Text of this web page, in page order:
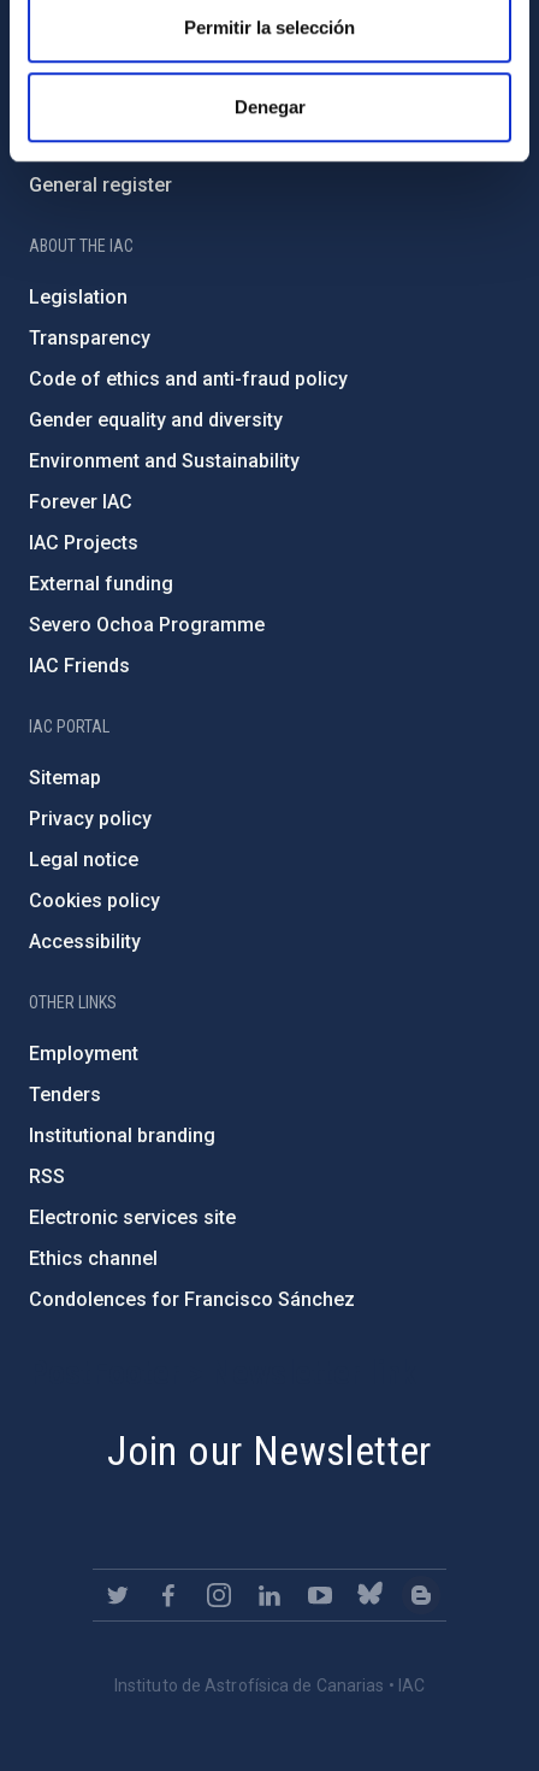
Permitir la selección
Denegar
How to get to the IAC
Library
General register
ABOUT THE IAC
Legislation
Transparency
Code of ethics and anti-fraud policy
Gender equality and diversity
Environment and Sustainability
Forever IAC
IAC Projects
External funding
Severo Ochoa Programme
IAC Friends
IAC PORTAL
Sitemap
Privacy policy
Legal notice
Cookies policy
Accessibility
OTHER LINKS
Employment
Tenders
Institutional branding
RSS
Electronic services site
Ethics channel
Condolences for Francisco Sánchez
Join our Newsletter
Instituto de Astrofísica de Canarias • IAC